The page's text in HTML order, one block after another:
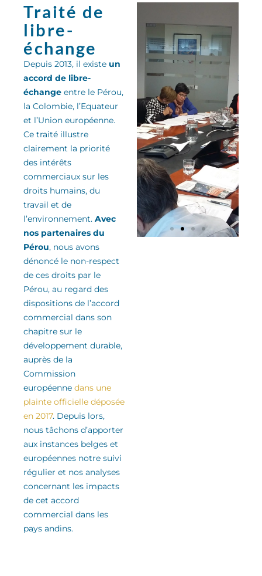
Traité de
libre-
échange
Depuis 2013, il existe un
accord de libre-
échange entre le Pérou,
la Colombie, l’Equateur
et l’Union européenne.
Ce traité illustre
clairement la priorité
des intérêts
commerciaux sur les
droits humains, du
travail et de
l’environnement. Avec
nos partenaires du
Pérou, nous avons
dénoncé le non-respect
de ces droits par le
Pérou, au regard des
dispositions de l’accord
commercial dans son
chapitre sur le
développement durable,
auprès de la
Commission
européenne dans une
plainte officielle déposée
en 2017. Depuis lors,
nous tâchons d’apporter
aux instances belges et
européennes notre suivi
régulier et nos analyses
concernant les impacts
de cet accord
commercial dans les
pays andins.